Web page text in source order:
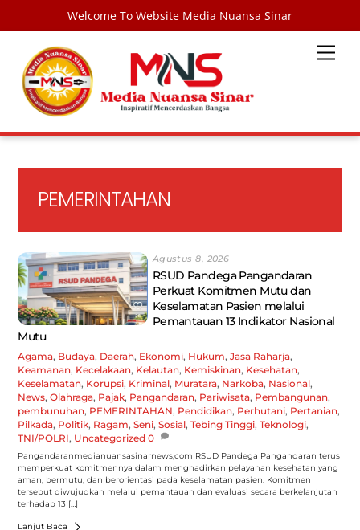
Welcome To Website Media Nuansa Sinar
content
PEMERINTAHAN
Agustus 8, 2026
RSUD Pandega Pangandaran
Perkuat Komitmen Mutu dan
Keselamatan Pasien melalui
Pemantauan 13 Indikator Nasional
Mutu
Agama, Budaya, Daerah, Ekonomi, Hukum,Jasa Raharja,
Keamanan, Kecelakaan, Kelautan, Kemiskinan, Kesehatan,
Keselamatan, Korupsi, Kriminal, Muratara, Narkoba, Nasional,
News,Olahraga, Pajak, Pangandaran, Pariwisata, Pembangunan,
pembunuhan, PEMERINTAHAN, Pendidikan, Perhutani, Pertanian,
Pilkada, Politik, Ragam,Seni,Sosial,Tebing Tinggi,Teknologi,
TNI/POLRI, Uncategorized 0
Pangandaranmedianuansasinarnews,com RSUD Pandega Pangandaran terus
memperkuat komitmennya dalam menghadirkan pelayanan kesehatan yang
aman, bermutu, dan berorientasi pada keselamatan pasien. Komitmen
tersebut diwujudkan melalui pemantauan dan evaluasi secara berkelanjutan
terhadap 13 […]
Lanjut Baca